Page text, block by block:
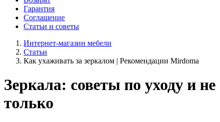
Гарантия
Соглашение
Статьи и советы
Интернет-магазин мебели
Статьи
Как ухаживать за зеркалом | Рекомендации Mirdoma
Зеркала: советы по уходу и не
только